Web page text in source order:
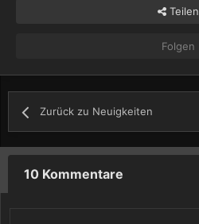
Teilen
Folgen
Zurück zu Neuigkeiten
10 Kommentare